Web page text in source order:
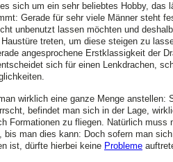
sich um ein sehr beliebtes Hobby, das
Gerade für sehr viele Männer steht
unbenutzt lassen möchten und
treten, um diese steigen zu
angesprochene Erstklassigkeit der
sich für einen Lenkdrachen,
wirklich eine ganze Menge anstellen:
befindet man sich in der Lage,
Formationen zu fliegen. Natürlich muss
bis man dies kann: Doch sofern man
ist, dürfte hierbei keine Probleme